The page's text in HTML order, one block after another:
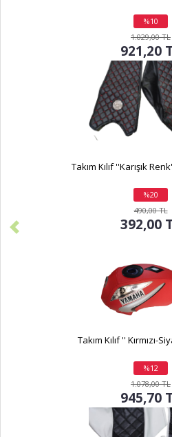
%10
indirim
1.029,00 TL
921,20
Takım Kılıf ''Karışık
%20
indirim
490,00 TL
392,00
Takım Kılıf '' Kırmızı-
%12
indirim
1.078,00 TL
945,70